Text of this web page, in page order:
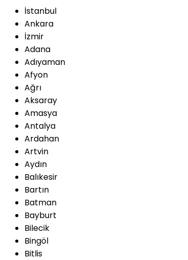
İstanbul
Ankara
İzmir
Adana
Adıyaman
Afyon
Ağrı
Aksaray
Amasya
Antalya
Ardahan
Artvin
Aydın
Balıkesir
Bartın
Batman
Bayburt
Bilecik
Bingöl
Bitlis